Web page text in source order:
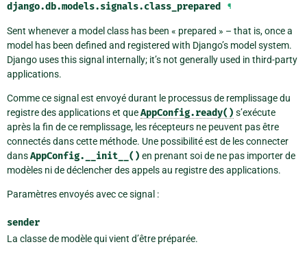
django.db.models.signals.class_prepared ¶
Sent whenever a model class has been « prepared » – that is, once a
model has been defined and registered with Django’s model system.
Django uses this signal internally; it’s not generally used in third-party
applications.
Comme ce signal est envoyé durant le processus de remplissage du
registre des applications et queAppConfig.ready() s’exécute
après la fin de ce remplissage, les récepteurs ne peuvent pas être
connectés dans cette méthode. Une possibilité est de les connecter
dansAppConfig.__init__() en prenant soi de ne pas importer de
modèles ni de déclencher des appels au registre des applications.
Paramètres envoyés avec ce signal :
sender
La classe de modèle qui vient d’être préparée.